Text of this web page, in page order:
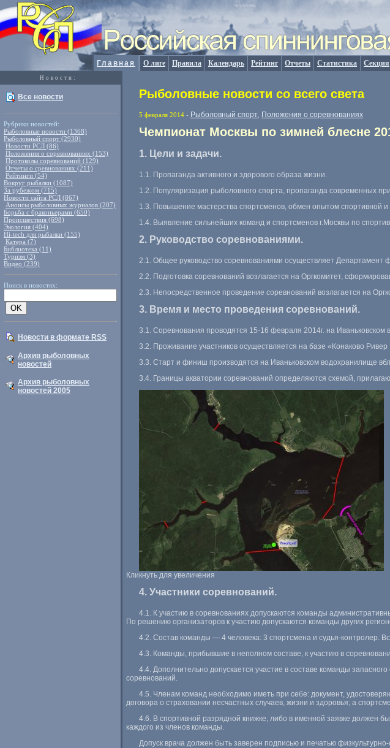
Главная О лиге Правила Календарь Рейтинг Отчеты Статистика Секция
Новости:
Все новости
Рубрики новостей:
Рыболовные новости (1368)
Рыболовный спорт (2930)
Новости РСЛ (86)
Положения о соревнованиях (153)
Протоколы соревнований (129)
Отчеты о сревнованиях (211)
Рейтинги (54)
Вокруг рыбалки (1087)
За рубежом (715)
Новости сайта РСЛ (867)
Анонсы рыболовных журналов (207)
Борьба с браконьерами (650)
Происшествия (698)
Экология (404)
Hi-tech для рыбалки (155)
Катера (7)
Библиотека (11)
Туризм (3)
Видео (239)
Поиск в новостях:
Новости в формате RSS
Архив рыболовных
новостей
Архив рыболовных
новостей 2005
Рыболовные новости со всего света
5 февраля 2014 - Рыболовный спорт Положения о соревнованиях
Чемпионат Москвы по зимней блесне
1. Цели и задачи.
1.1. Пропаганда активного и здорового образа жизни.
1.2. Популяризация рыболовного спорта, пропаганда современных
1.3. Повышение мастерства спортсменов, обмен опытом спортивной
1.4. Выявление сильнейших команд и спортсменов г.Москвы по
2. Руководство соревнованиями.
2.1. Общее руководство соревнованиями осуществляет Департамент
2.2. Подготовка соревнований возлагается на Оргкомитет,
2.3. Непосредственное проведение соревнований возлагается на
3. Время и место проведения соревнований.
3.1. Соревнования проводятся 15-16 февраля 2014г. на Иваньковском
3.2. Проживание участников осуществляется на базе «Конаково Ривер
3.3. Старт и финиш производятся на Иваньковском водохранилище
3.4. Границы акватории соревнований определяются схемой,
Кликнуть для увеличения
4. Участники соревнований.
4.1. К участию в соревнованиях допускаются команды
По решению организаторов к участию допускаются команды других
4.2. Состав команды — 4 человека: 3 спортсмена и судья-контролер.
4.3. Команды, прибывшие в неполном составе, к участию в
4.4. Дополнительно допускается участие в составе команды
соревнований.
4.5. Членам команд необходимо иметь при себе: документ,
договора о страховании несчастных случаев, жизни и здоровья; а
4.6. В спортивной разрядной книжке, либо в именной заявке должен
каждого из членов команды.
Допуск врача должен быть заверен подписью и печатью